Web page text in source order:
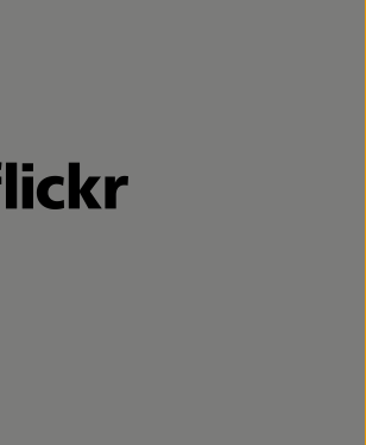
https://www.bioland.de/verbraucher
zu https://www.oekokiste.de/
https://www.facebook.com/lammertzhof/
zu https://www.instagram.com/
Link zu https://www.youtube.com/
Externer Link zu https://